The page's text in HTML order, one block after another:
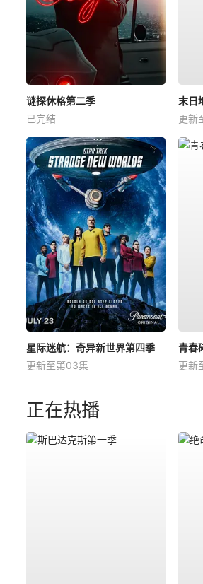
谜探休格第二季
已完结
末日
更新
星际迷航：奇异新世界第四季
更新至第03集
青春
更新
正在热播